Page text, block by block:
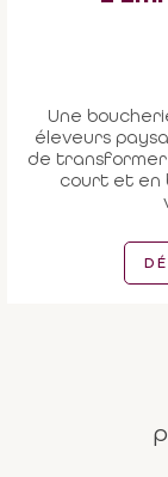
Une
éleveurs
de
court et en